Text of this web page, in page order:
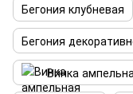
Бегония клубневая
Бегония
Винка